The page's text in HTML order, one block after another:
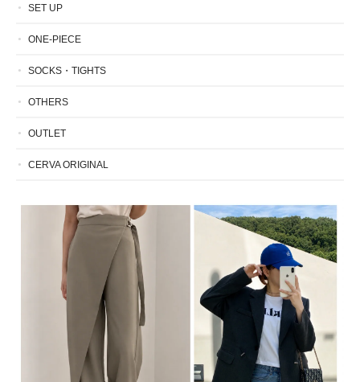
SET UP
ONE-PIECE
SOCKS・TIGHTS
OTHERS
OUTLET
CERVA ORIGINAL